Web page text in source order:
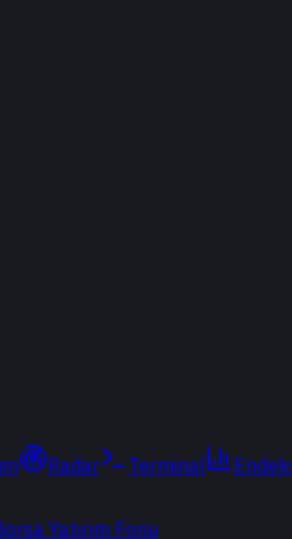
Radar Terminal
Yatırım Fonu